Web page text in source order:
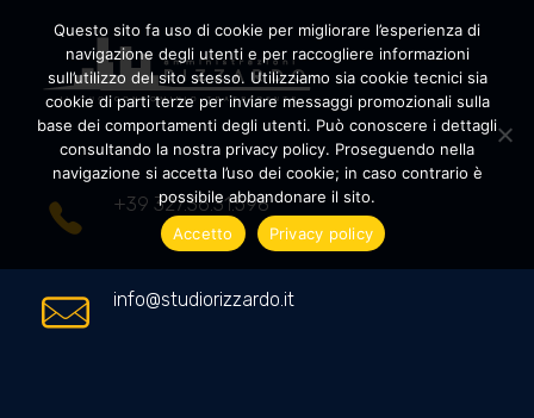
Amministrazioni Rizzardo
+39 327.36.31.598
info@studiorizzardo.it
Questo sito fa uso di cookie per migliorare l’esperienza di
navigazione degli utenti e per raccogliere informazioni
sull’utilizzo del sito stesso. Utilizziamo sia cookie tecnici sia
cookie di parti terze per inviare messaggi promozionali sulla
base dei comportamenti degli utenti. Può conoscere i dettagli
consultando la nostra privacy policy. Proseguendo nella
navigazione si accetta l’uso dei cookie; in caso contrario è
possibile abbandonare il sito.
Accetto
Privacy policy